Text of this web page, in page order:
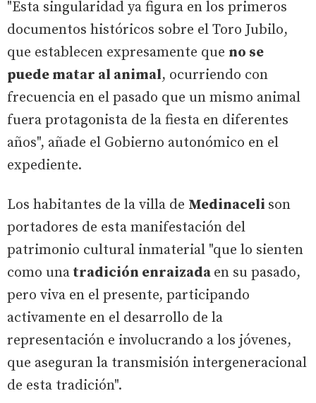
"Esta singularidad ya figura en los primeros
documentos históricos sobre el Toro Jubilo,
que establecen expresamente que no se
puede matar al animal, ocurriendo con
frecuencia en el pasado que un mismo animal
fuera protagonista de la fiesta en diferentes
años", añade el Gobierno autonómico en el
expediente.
Los habitantes de la villa de Medinaceli son
portadores de esta manifestación del
patrimonio cultural inmaterial "que lo sienten
como una tradición enraizada en su pasado,
pero viva en el presente, participando
activamente en el desarrollo de la
representación e involucrando a los jóvenes,
que aseguran la transmisión intergeneracional
de esta tradición".